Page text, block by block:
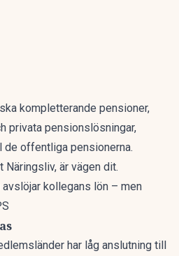
kompletterande pensioner,
privata pensionslösningar,
offentliga pensionerna.
Näringsliv, är vägen dit.
avslöjar kollegans lön – men
har låg anslutning till